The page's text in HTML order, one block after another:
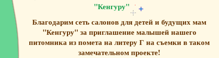
"Кенгуру"
Благодарим сеть салонов для детей и будущих мам
"Кенгуру" за приглашение малышей нашего
питомника из помета на литеру Г на съемки в таком
замечательном проекте!